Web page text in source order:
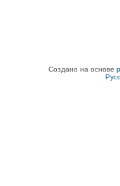
Создано на основе